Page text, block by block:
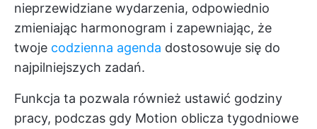
nieprzewidziane wydarzenia, odpowiednio
zmieniając harmonogram i zapewniając, że
twoje codzienna agenda dostosowuje się do
najpilniejszych zadań.
Funkcja ta pozwala również ustawić godziny
pracy, podczas gdy Motion oblicza tygodniowe